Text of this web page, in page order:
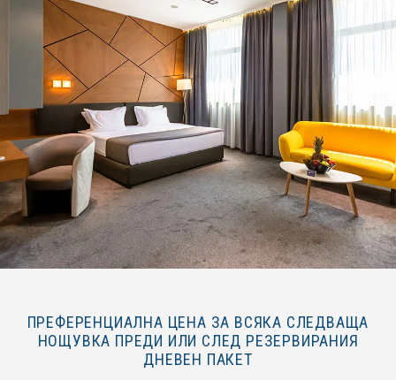
ПРЕФЕРЕНЦИАЛНА ЦЕНА ЗА ВСЯКА СЛЕДВАЩА
НОЩУВКА ПРЕДИ ИЛИ СЛЕД РЕЗЕРВИРАНИЯ
ДНЕВЕН ПАКЕТ